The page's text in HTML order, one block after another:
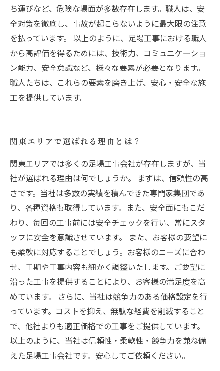
ち運びなど、危険な場面が多数存在します。職人は、安
全対策を徹底し、事故が起こらないように最大限の注意
を払っています。 以上のように、足場工事における職人
から高評価を得るためには、技術力、コミュニケーショ
ン能力、安全意識など、様々な要素が必要となります。
職人たちは、これらの要素を磨き上げ、安心・安全な施
工を提供しています。
関東エリアで選ばれる理由とは？
関東エリアでは多くの足場工事会社が存在しますが、当
社が選ばれる理由は何でしょうか。 まずは、信頼性の高
さです。当社は多数の実績を積んできた専門家集団であ
り、各種資格も取得しています。また、安全面にもこだ
わり、毎回の工事前には安全チェックを行い、常にスタ
ッフに安全を意識させています。 また、お客様の要望に
も柔軟に対応することでしょう。お客様のニーズに合わ
せ、工期や工事内容も細かく調整いたします。ご要望に
沿った工事を提供することにより、お客様の満足度を高
めています。 さらに、当社は競争力のある価格設定を行
っています。コストを抑え、無駄な経費を削減すること
で、他社よりも適正価格での工事をご提供しています。
以上のように、当社は信頼性・柔軟性・競争力を兼ね備
えた足場工事会社です。安心してご依頼ください。